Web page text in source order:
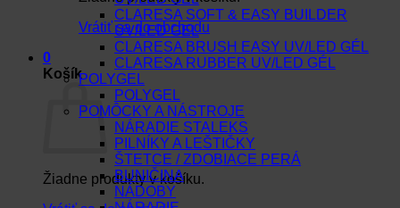
Vrátiť sa do obchodu
0
Košík
Žiadne produkty v košíku.
CLARESA SOFT & EASY BUILDER
UV/LED GEL
CLARESA BRUSH EASY UV/LED GÉL
CLARESA RUBBER UV/LED GÉL
POLYGEL
POLYGEL
POMÔCKY A NÁSTROJE
NÁRADIE STALEKS
PILNÍKY A LEŠTIČKY
ŠTETCE / ZDOBIACE PERÁ
BUNIČINA
NÁDOBY